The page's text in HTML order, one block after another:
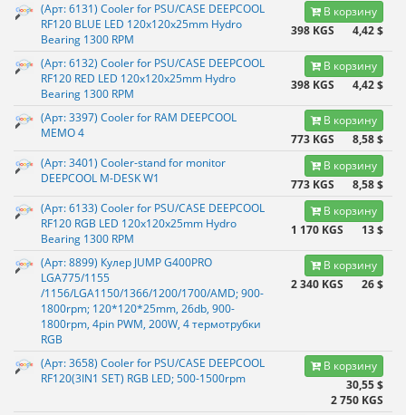
(Арт: 6131) Cooler for PSU/CASE DEEPCOOL
RF120 BLUE LED 120x120x25mm Hydro
Bearing 1300 RPM
В корзину
4,42 $
398 KGS
(Арт: 6132) Cooler for PSU/CASE DEEPCOOL
RF120 RED LED 120x120x25mm Hydro
Bearing 1300 RPM
В корзину
4,42 $
398 KGS
(Арт: 3397) Cooler for RAM DEEPCOOL
MEMO 4
В корзину
8,58 $
773 KGS
(Арт: 3401) Cooler-stand for monitor
DEEPCOOL M-DESK W1
В корзину
8,58 $
773 KGS
(Арт: 6133) Cooler for PSU/CASE DEEPCOOL
RF120 RGB LED 120x120x25mm Hydro
Bearing 1300 RPM
В корзину
13 $
1 170 KGS
(Арт: 8899) Кулер JUMP G400PRO
LGA775/1155
/1156/LGA1150/1366/1200/1700/AMD; 900-
1800rpm; 120*120*25mm, 26db, 900-
1800rpm, 4pin PWM, 200W, 4 термотрубки
RGB
В корзину
26 $
2 340 KGS
(Арт: 3658) Cooler for PSU/CASE DEEPCOOL
RF120(3IN1 SET) RGB LED; 500-1500rpm
В корзину
30,55 $
2 750 KGS